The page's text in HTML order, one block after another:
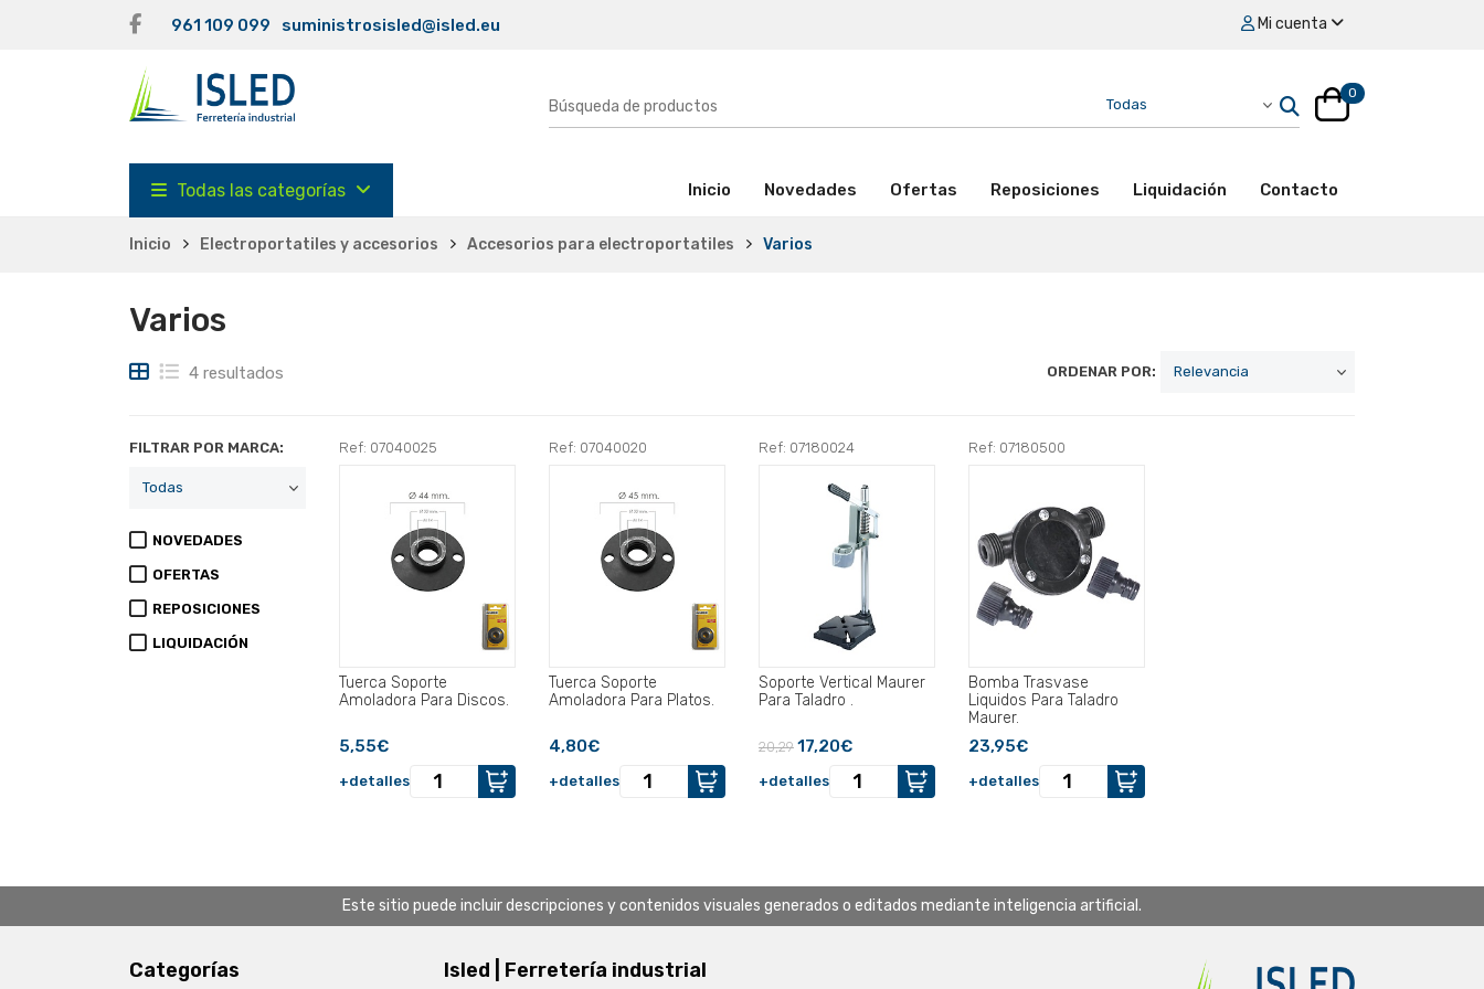
961 109 099 suministrosisled@isled.eu Mi cuenta
0
Todas las categorías Inicio (activo)Novedades Ofertas Reposiciones Liquidación Contacto
Inicio Electroportatiles y accesorios Accesorios para electroportatiles Varios
Varios
4 resultados ORDENAR POR:
FILTRAR POR MARCA:
NOVEDADES
OFERTAS
REPOSICIONES
LIQUIDACIÓN
Ref: 07040025
Tuerca Soporte
Amoladora Para Discos.
5,55€
+detalles
Ref: 07040020
Tuerca Soporte
Amoladora Para Platos.
4,80€
+detalles
Ref: 07180024
Soporte Vertical Maurer
Para Taladro .
20,29 17,20€
+detalles
Ref: 07180500
Bomba Trasvase
Liquidos Para Taladro
Maurer.
23,95€
+detalles
Este sitio puede incluir descripciones y contenidos visuales generados o editados mediante inteligencia artificial.
Categorías Isled | Ferretería industrial